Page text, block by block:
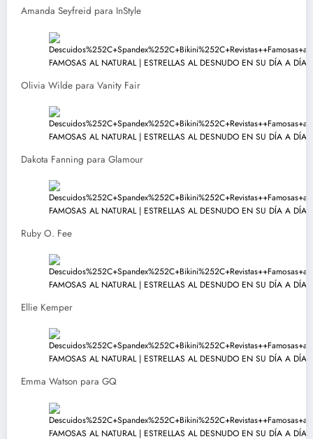
Amanda Seyfreid para InStyle
Olivia Wilde para Vanity Fair
Dakota Fanning para Glamour
Ruby O. Fee
Ellie Kemper
Emma Watson para GQ